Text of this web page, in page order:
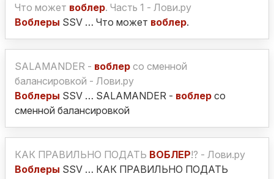
Что может воблер. Часть 1 - Лови.ру
Воблеры SSV … Что может воблер.
SALAMANDER - воблер со сменной
балансировкой - Лови.ру
Воблеры SSV … SALAMANDER - воблер со
сменной балансировкой
КАК ПРАВИЛЬНО ПОДАТЬ ВОБЛЕР!? - Лови.ру
Воблеры SSV … КАК ПРАВИЛЬНО ПОДАТЬ